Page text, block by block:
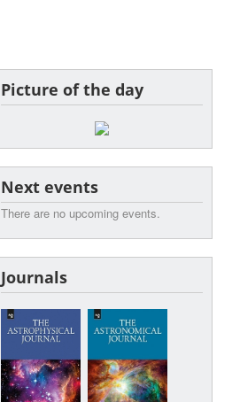
Picture of the day
Next events
There are no upcoming events.
Journals